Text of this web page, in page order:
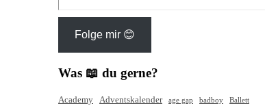
ein...
Folge mir 😊
Was 📖 du gerne?
Academy Adventskalender age gap badboy
Ballett